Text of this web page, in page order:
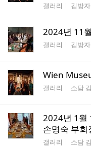
게시판명
갤러리 작성자
김방자
2024년 11
게시판명
갤러리 작성자
김방자
Wien
게시판명
갤러리 작성자
소담
2024년 1월
손명숙 부회
게시판명
갤러리 작성자
소담